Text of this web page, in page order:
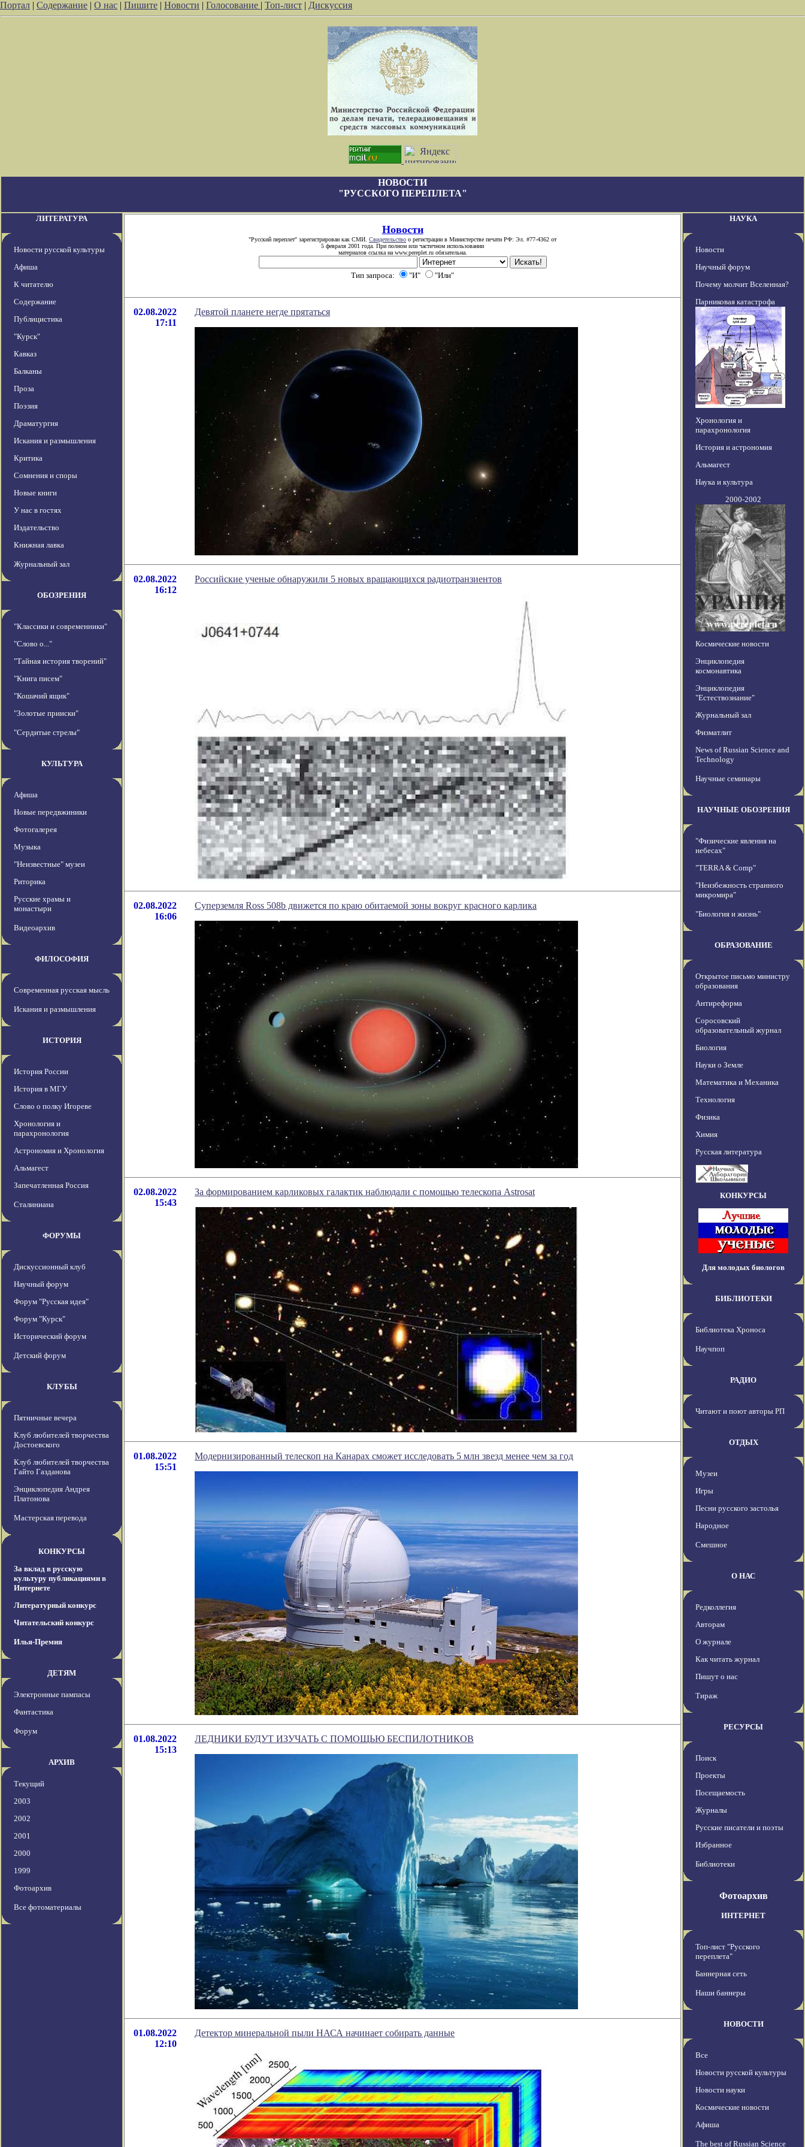
Портал | Содержание | О нас | Пишите | Новости | Голосование | Топ-лист | Дискуссия
НОВОСТИ
"РУССКОГО ПЕРЕПЛЕТА"
ЛИТЕРАТУРА
Новости русской культуры
Афиша
К читателю
Содержание
Публицистика
"Курск"
Кавказ
Балканы
Проза
Поэзия
Драматургия
Искания и размышления
Критика
Сомнения и споры
Новые книги
У нас в гостях
Издательство
Книжная лавка
Журнальный зал
ОБОЗРЕНИЯ
"Классики и современники"
"Слово о..."
"Тайная история творений"
"Книга писем"
"Кошачий ящик"
"Золотые прииски"
"Сердитые стрелы"
КУЛЬТУРА
Афиша
Новые передвжиники
Фотогалерея
Музыка
"Неизвестные" музеи
Риторика
Русские храмы и
монастыри
Видеоархив
ФИЛОСОФИЯ
Современная русская мысль
Искания и размышления
ИСТОРИЯ
История России
История в МГУ
Слово о полку Игореве
Хронология и
парахронология
Астрономия и Хронология
Альмагест
Запечатленная Россия
Сталиниана
ФОРУМЫ
Дискуссионный клуб
Научный форум
Форум "Русская идея"
Форум "Курск"
Исторический форум
Детский форум
КЛУБЫ
Пятничные вечера
Клуб любителей творчества
Достоевского
Клуб любителей творчества
Гайто Газданова
Энциклопедия Андрея
Платонова
Мастерская перевода
КОНКУРСЫ
За вклад в русскую
культуру публикациями в
Интернете
Литературный конкурс
Читательский конкурс
Илья-Премия
ДЕТЯМ
Электронные пампасы
Фантастика
Форум
АРХИВ
Текущий
2003
2002
2001
2000
1999
Фотоархив
Все фотоматериалы
Новости
"Русский переплет" зарегистрирован как СМИ. Свидетельство о регистрации в Министерстве печати РФ: Эл. #77-4362 от
5 февраля 2001 года. При полном или частичном использовании
материалов ссылка на www.pereplet.ru обязательна.
Тип запроса: "И" "Или"
02.08.2022
17:11
Девятой планете негде прятаться
02.08.2022
16:12
Российские ученые обнаружили 5 новых вращающихся радиотранзиентов
02.08.2022
16:06
Суперземля Ross 508b движется по краю обитаемой зоны вокруг красного карлика
02.08.2022
15:43
За формированием карликовых галактик наблюдали с помощью телескопа Astrosat
01.08.2022
15:51
Модернизированный телескоп на Канарах сможет исследовать 5 млн звезд менее чем за год
01.08.2022
15:13
ЛЕДНИКИ БУДУТ ИЗУЧАТЬ С ПОМОЩЬЮ БЕСПИЛОТНИКОВ
01.08.2022
12:10
Детектор минеральной пыли НАСА начинает собирать данные
НАУКА
Новости
Научный форум
Почему молчит Вселенная?
Парниковая катастрофа
Хронология и
парахронология
История и астрономия
Альмагест
Наука и культура
2000-2002
Космические новости
Энциклопедия
космонавтика
Энциклопедия
"Естествознание"
Журнальный зал
Физматлит
News of Russian Science and
Technology
Научные семинары
НАУЧНЫЕ ОБОЗРЕНИЯ
"Физические явления на
небесах"
"TERRA & Comp"
"Неизбежность странного
микромира"
"Биология и жизнь"
ОБРАЗОВАНИЕ
Открытое письмо министру
образования
Антиреформа
Соросовский
образовательный журнал
Биология
Науки о Земле
Математика и Механика
Технология
Физика
Химия
Русская литература
КОНКУРСЫ
Для молодых биологов
БИБЛИОТЕКИ
Библиотека Хроноса
Научпоп
РАДИО
Читают и поют авторы РП
ОТДЫХ
Музеи
Игры
Песни русского застолья
Народное
Смешное
О НАС
Редколлегия
Авторам
О журнале
Как читать журнал
Пишут о нас
Тираж
РЕСУРСЫ
Поиск
Проекты
Посещаемость
Журналы
Русские писатели и поэты
Избранное
Библиотеки
Фотоархив
ИНТЕРНЕТ
Топ-лист "Русского
переплета"
Баннерная сеть
Наши баннеры
НОВОСТИ
Все
Новости русской культуры
Новости науки
Космические новости
Афиша
The best of Russian Science